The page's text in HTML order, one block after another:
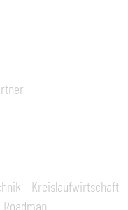
– Kreislaufwirtschaft